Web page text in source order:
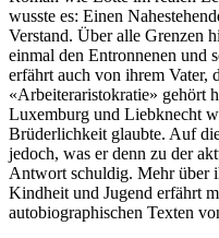
wusste es: Einen
Verstand. Über alle Grenzen
einmal den Entronnenen und
erfährt auch von ihrem Vater,
«Arbeiteraristokratie» gehört
Luxemburg und Liebknecht
Brüderlichkeit glaubte. Auf
jedoch, was er denn zu der
Antwort schuldig. Mehr über
Kindheit und Jugend erfährt
autobiographischen Texten